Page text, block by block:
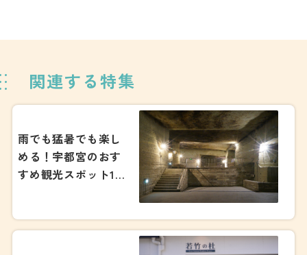
関連する特集
雨でも猛暑でも楽し
める！宇都宮のおす
すめ観光スポット15